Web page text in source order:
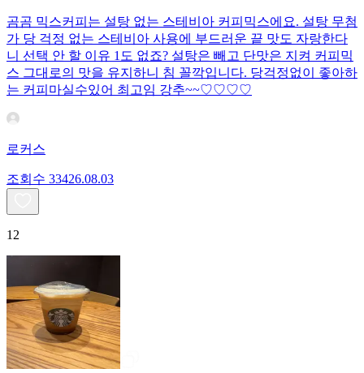
곰곰 믹스커피는 설탕 없는 스테비아 커피믹스에요. 설탕 무첨
가 당 걱정 없는 스테비아 사용에 부드러운 끝 맛도 자랑한다
니 선택 안 할 이유 1도 없죠? 설탕은 빼고 단맛은 지켜 커피믹
스 그대로의 맛을 유지하니 침 꼴깍입니다. 당걱정없이 좋아하
는 커피마실수있어 최고임 강추~~♡♡♡♡
로커스
조회수 33426.08.03
12